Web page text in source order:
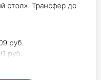
стол». Трансфер до
руб.
руб.